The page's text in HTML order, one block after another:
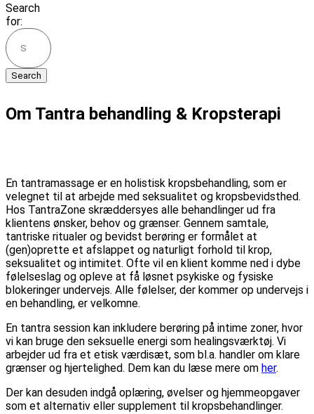
Search
for:
Om Tantra behandling & Kropsterapi
En tantramassage er en holistisk kropsbehandling, som er
velegnet til at arbejde med seksualitet og kropsbevidsthed.
Hos TantraZone skræddersyes alle behandlinger ud fra
klientens ønsker, behov og grænser. Gennem samtale,
tantriske ritualer og bevidst berøring er formålet at
(gen)oprette et afslappet og naturligt forhold til krop,
seksualitet og intimitet. Ofte vil en klient komme ned i dybe
følelseslag og opleve at få løsnet psykiske og fysiske
blokeringer undervejs. Alle følelser, der kommer op undervejs i
en behandling, er velkomne.
En tantra session kan inkludere berøring på intime zoner, hvor
vi kan bruge den seksuelle energi som healingsværktøj. Vi
arbejder ud fra et etisk værdisæt, som bl.a. handler om klare
grænser og hjertelighed. Dem kan du læse mere om her.
Der kan desuden indgå oplæring, øvelser og hjemmeopgaver
som et alternativ eller supplement til kropsbehandlinger.